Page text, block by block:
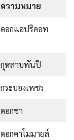
ความหมาย
ดอกแอปริคอท
กุหลาบพันปี
กระบองเพชร
ดอกชา
ดอกคาโมมายล์